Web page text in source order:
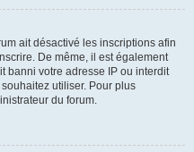
ait désactivé les inscriptions afin
De même, il est également
banni votre adresse IP ou interdit
utiliser. Pour plus
du forum.